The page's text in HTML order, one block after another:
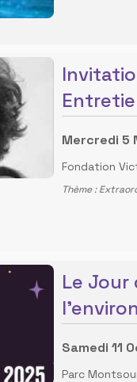
Mercredi 5
Fondation
Thème :
Le Jour
Samedi 11
Parc